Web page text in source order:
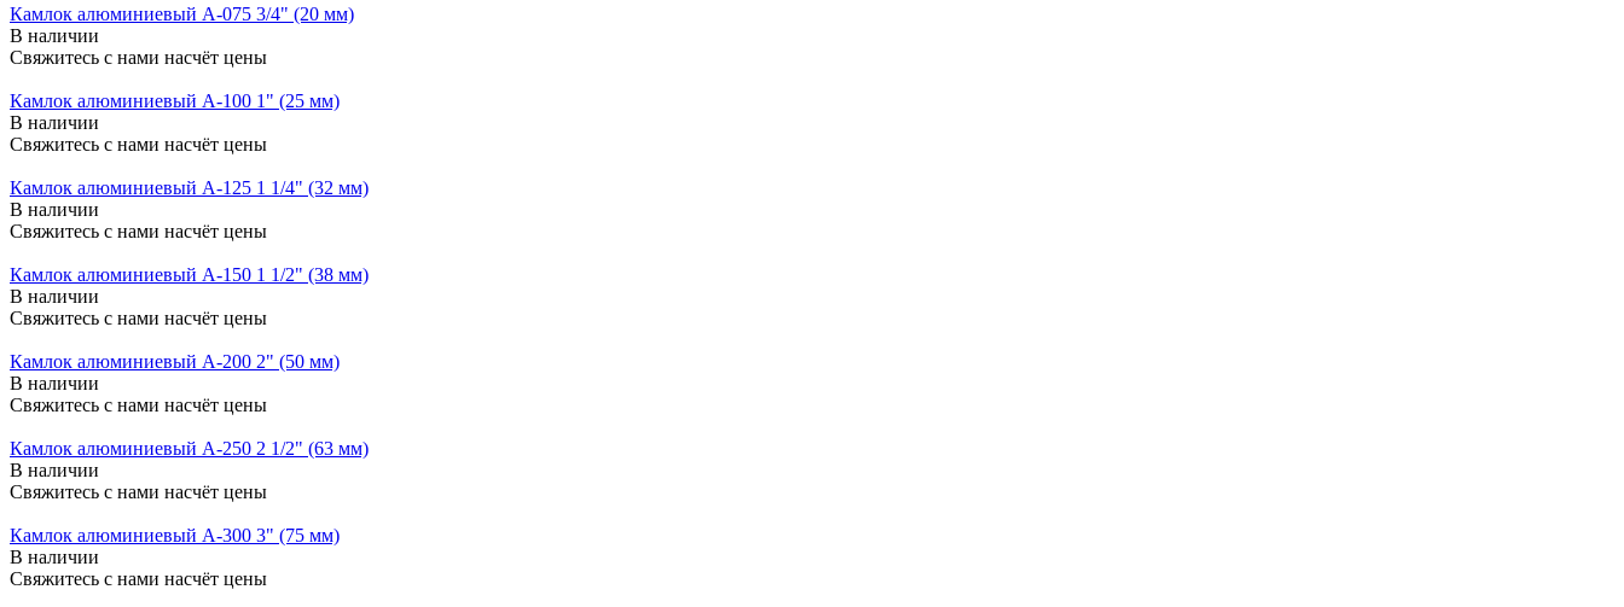
Камлок алюминиевый A-075 3/4" (20 мм)
В наличии
Свяжитесь с нами насчёт цены
Камлок алюминиевый A-100 1" (25 мм)
В наличии
Свяжитесь с нами насчёт цены
Камлок алюминиевый A-125 1 1/4" (32 мм)
В наличии
Свяжитесь с нами насчёт цены
Камлок алюминиевый A-150 1 1/2" (38 мм)
В наличии
Свяжитесь с нами насчёт цены
Камлок алюминиевый A-200 2" (50 мм)
В наличии
Свяжитесь с нами насчёт цены
Камлок алюминиевый A-250 2 1/2" (63 мм)
В наличии
Свяжитесь с нами насчёт цены
Камлок алюминиевый A-300 3" (75 мм)
В наличии
Свяжитесь с нами насчёт цены